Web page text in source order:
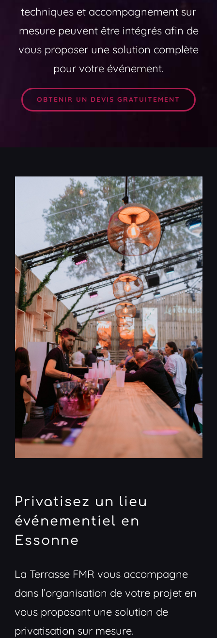
techniques et accompagnement sur
mesure peuvent être intégrés afin de
vous proposer une solution complète
pour votre événement.
OBTENIR UN DEVIS GRATUITEMENT
Privatisez un lieu
événementiel en
Essonne
La Terrasse FMR vous accompagne
dans l’organisation de votre projet en
vous proposant une solution de
privatisation sur mesure.